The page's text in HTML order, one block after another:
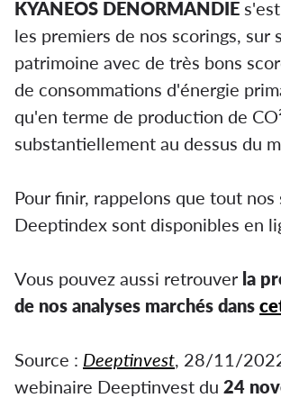
KYANEOS DENORMANDIE
les premiers de nos scorings, sur
patrimoine avec de très bons
de consommations d'énergie
qu'en terme de production de
substantiellement au dessus du
Pour finir, rappelons que tout nos
Deeptindex sont disponibles en
Vous pouvez aussi retrouver la
de nos analyses marchés dans
Source : Deeptinvest , 28/11/
webinaire Deeptinvest du 24